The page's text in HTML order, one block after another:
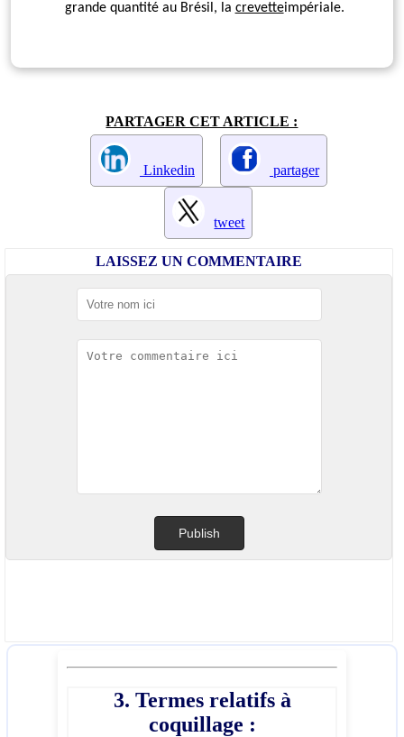
grande quantité au Brésil, la crevetteimpériale.
PARTAGER CET ARTICLE :
Linkedin partager
tweet
LAISSEZ UN COMMENTAIRE
3. Termes relatifs à
coquillage :